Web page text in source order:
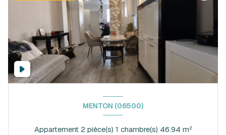
MENTON (06500)
Appartement 2 pièce(s) 1 chambre(s) 46.94 m²